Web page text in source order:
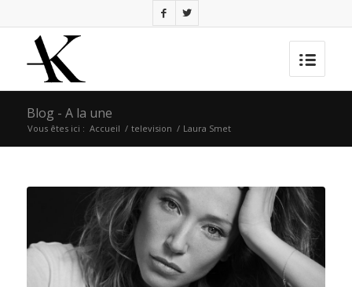
Blog - A la une
Vous êtes ici : Accueil / television / Laura Smet